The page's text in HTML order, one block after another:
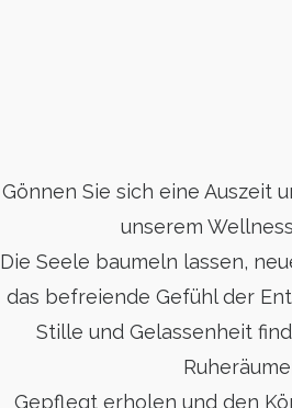
Gönnen Sie sich eine Auszeit
unserem
Die Seele baumeln lassen,
das befreiende Gefühl der
Stille und Gelassenheit
Gepflegt erholen und den